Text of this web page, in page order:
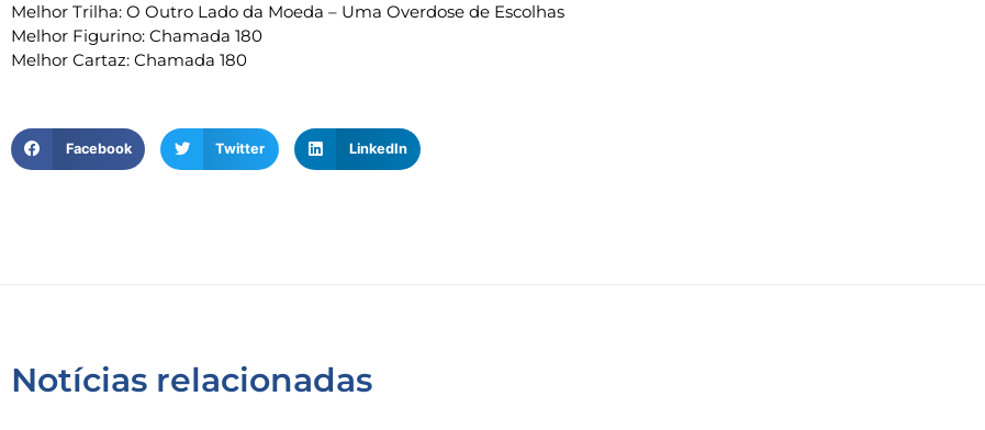
Melhor Trilha: O Outro Lado da Moeda – Uma Overdose de Escolhas
Melhor Figurino: Chamada 180
Melhor Cartaz: Chamada 180
Facebook Twitter LinkedIn
Notícias relacionadas